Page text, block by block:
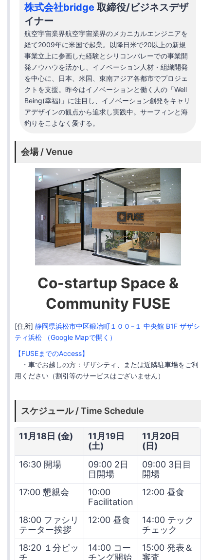
株式会社bridge 取締役/ビジネスデザ
イナー
航空宇宙業界航空宇宙業界のメカニカルエンジニアを
経て2009年に米国で起業。以降日米で20以上の新規
事業立上に参画した経験とシリコンバレーでの事業開
発ノウハウを活かし、イノベーション人材・組織開発
を中心に、日本、米国、東南アジア各都市でプロジェ
クトを支援。昨今はイノベーションと働く人の「Well
Being(幸福)」に注目し、イノベーション創発をキャリ
アデザインの観点から追求し実践中。サーフィンと海
釣りをこよなく愛する。
会場 / Venue
Co-startup Space &
Community FUSE
[住所] 静岡県浜松市中区鍛冶町１００−１ 中央館 B1F ザザシ
ティ浜松 （Google Mapで開く）
【FUSEまでのAccess】
・車でお越しの方：ザザシティ、または近隣駐車場をご利
用ください（割引等のサービスはございません）
スケジュール / Time Schedule
11月18日 (金)
11月19日
(土)
11月20日
(日)
16:30 開場
09:00 2日
目開場
09:00 3日目
開場
17:00 懇親会
10:00
Facilitation
12:00 昼食
18:00 ファシリ
テーター挨拶
12:00 昼食
14:00 テック
チェック
18:20 １分ピッ
チ
14:00 コー
チング開始
15:00 発表＆
審査